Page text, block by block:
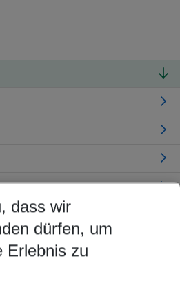
suits your best
dass wir
dürfen, um
Erlebnis zu